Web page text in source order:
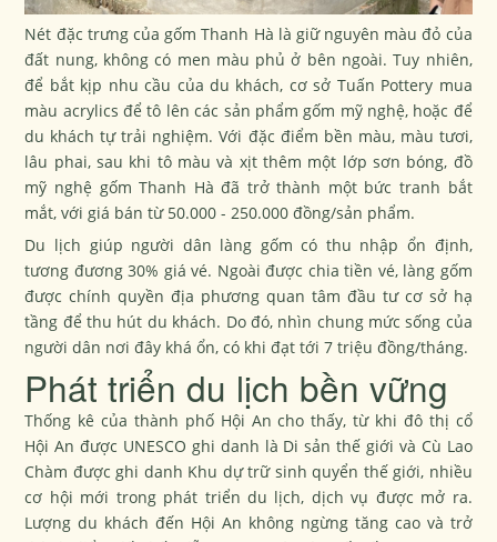
Nét đặc trưng của gốm Thanh Hà là giữ nguyên màu đỏ của
đất nung, không có men màu phủ ở bên ngoài. Tuy nhiên,
để bắt kịp nhu cầu của du khách, cơ sở Tuấn Pottery mua
màu acrylics để tô lên các sản phẩm gốm mỹ nghệ, hoặc để
du khách tự trải nghiệm. Với đặc điểm bền màu, màu tươi,
lâu phai, sau khi tô màu và xịt thêm một lớp sơn bóng, đồ
mỹ nghệ gốm Thanh Hà đã trở thành một bức tranh bắt
mắt, với giá bán từ 50.000 - 250.000 đồng/sản phẩm.
Du lịch giúp người dân làng gốm có thu nhập ổn định,
tương đương 30% giá vé. Ngoài được chia tiền vé, làng gốm
được chính quyền địa phương quan tâm đầu tư cơ sở hạ
tầng để thu hút du khách. Do đó, nhìn chung mức sống của
người dân nơi đây khá ổn, có khi đạt tới 7 triệu đồng/tháng.
Phát triển du lịch bền vững
Thống kê của thành phố Hội An cho thấy, từ khi đô thị cổ
Hội An được UNESCO ghi danh là Di sản thế giới và Cù Lao
Chàm được ghi danh Khu dự trữ sinh quyển thế giới, nhiều
cơ hội mới trong phát triển du lịch, dịch vụ được mở ra.
Lượng du khách đến Hội An không ngừng tăng cao và trở